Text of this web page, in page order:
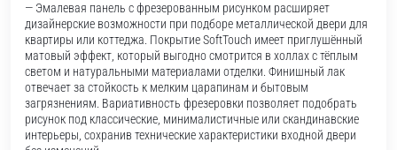
— Эмалевая панель с фрезерованным рисунком расширяет
дизайнерские возможности при подборе металлической двери для
квартиры или коттеджа. Покрытие SoftTouch имеет приглушённый
матовый эффект, который выгодно смотрится в холлах с тёплым
светом и натуральными материалами отделки. Финишный лак
отвечает за стойкость к мелким царапинам и бытовым
загрязнениям. Вариативность фрезеровки позволяет подобрать
рисунок под классические, минималистичные или скандинавские
интерьеры, сохранив технические характеристики входной двери